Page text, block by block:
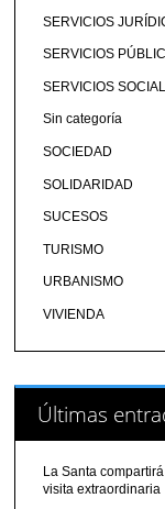
SERVICIOS
SERVICIOS
SERVICIOS
Sin categoría
SOCIEDAD
SOLIDARIDAD
SUCESOS
TURISMO
URBANISMO
VIVIENDA
Últimas
La Santa
visita extraordinaria